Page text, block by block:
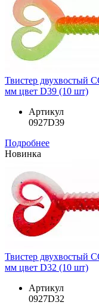
Твистер двухвостый
мм цвет D39 (10 шт)
Артикул
0927D39
Подробнее
Новинка
Твистер двухвостый
мм цвет D32 (10 шт)
Артикул
0927D32